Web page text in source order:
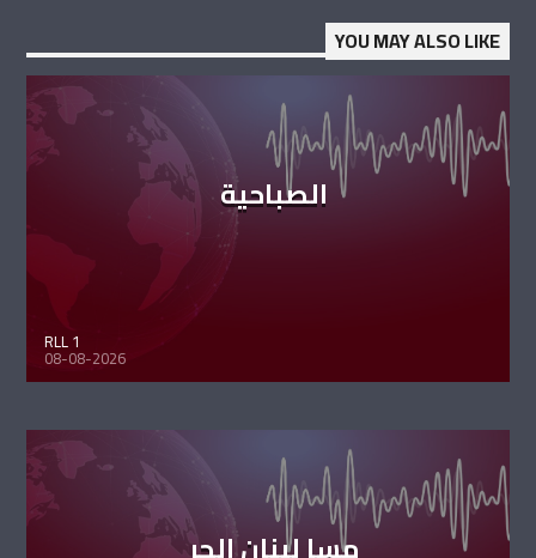
YOU MAY ALSO LIKE
الصباحية
RLL 1
08-08-2026